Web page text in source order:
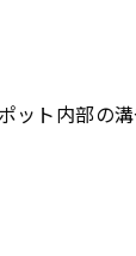
ト内部の